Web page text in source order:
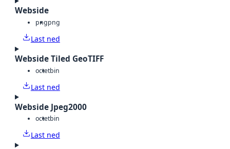
Webside
pngpng
Last ned
Webside Tiled GeoTIFF
octetbin
Last ned
Webside Jpeg2000
octetbin
Last ned